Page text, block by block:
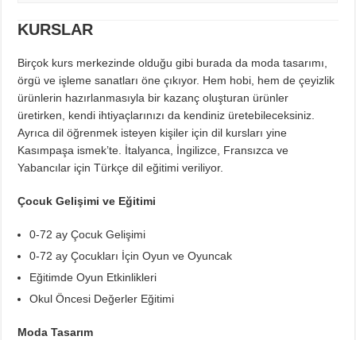
KURSLAR
Birçok kurs merkezinde olduğu gibi burada da moda tasarımı,
örgü ve işleme sanatları öne çıkıyor. Hem hobi, hem de çeyizlik
ürünlerin hazırlanmasıyla bir kazanç oluşturan ürünler
üretirken, kendi ihtiyaçlarınızı da kendiniz üretebileceksiniz.
Ayrıca dil öğrenmek isteyen kişiler için dil kursları yine
Kasımpaşa ismek’te. İtalyanca, İngilizce, Fransızca ve
Yabancılar için Türkçe dil eğitimi veriliyor.
Çocuk Gelişimi ve Eğitimi
0-72 ay Çocuk Gelişimi
0-72 ay Çocukları İçin Oyun ve Oyuncak
Eğitimde Oyun Etkinlikleri
Okul Öncesi Değerler Eğitimi
Moda Tasarım